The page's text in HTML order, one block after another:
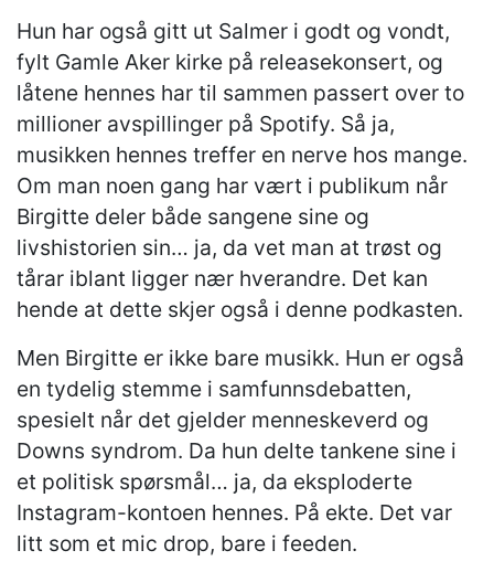
Hun har også gitt ut Salmer i godt og vondt,
fylt Gamle Aker kirke på releasekonsert, og
låtene hennes har til sammen passert over to
millioner avspillinger på Spotify. Så ja,
musikken hennes treffer en nerve hos mange.
Om man noen gang har vært i publikum når
Birgitte deler både sangene sine og
livshistorien sin… ja, da vet man at trøst og
tårar iblant ligger nær hverandre. Det kan
hende at dette skjer også i denne podkasten.
Men Birgitte er ikke bare musikk. Hun er også
en tydelig stemme i samfunnsdebatten,
spesielt når det gjelder menneskeverd og
Downs syndrom. Da hun delte tankene sine i
et politisk spørsmål… ja, da eksploderte
Instagram-kontoen hennes. På ekte. Det var
litt som et mic drop, bare i feeden.